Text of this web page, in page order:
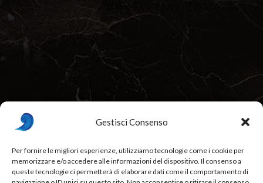
Gestisci Consenso
Per fornire le migliori esperienze, utilizziamo tecnologie come i cookie per
memorizzare e/o accedere alle informazioni del dispositivo. Il consenso a
queste tecnologie ci permetterà di elaborare dati come il comportamento di
Beurré Restaurant & Fine Dining, Bordeaux, France